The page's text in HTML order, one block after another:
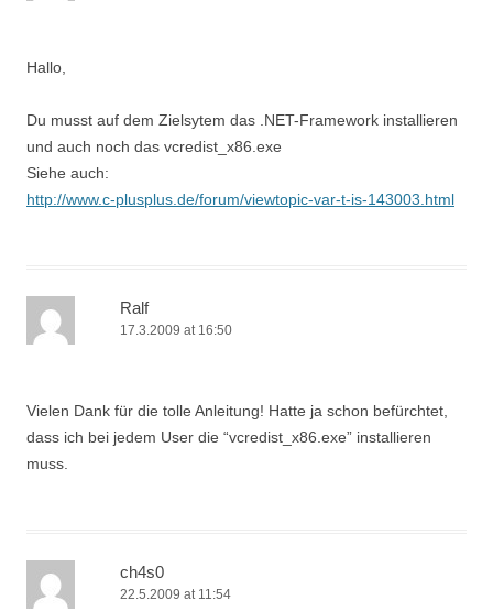
Hallo,
Du musst auf dem Zielsytem das .NET-Framework installieren
und auch noch das vcredist_x86.exe
Siehe auch:
http://www.c-plusplus.de/forum/viewtopic-var-t-is-143003.html
Ralf
17.3.2009 at 16:50
Vielen Dank für die tolle Anleitung! Hatte ja schon befürchtet,
dass ich bei jedem User die “vcredist_x86.exe” installieren
muss.
ch4s0
22.5.2009 at 11:54